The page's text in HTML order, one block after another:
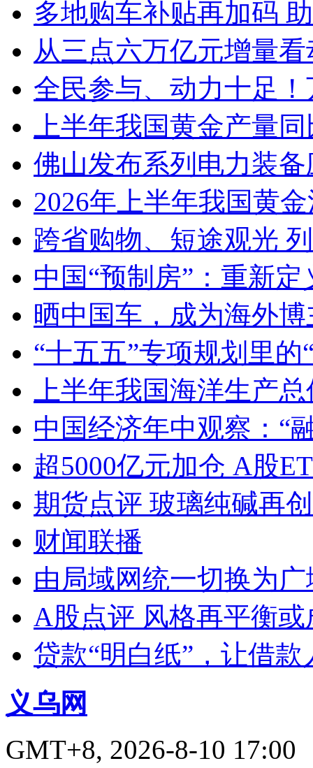
多地购车补贴再加码
从三点六万亿元增量
全民参与、动力十足
上半年我国黄金产量
佛山发布系列电力装
2026年上半年我国黄
跨省购物、短途观光
中国“预制房”：重新
晒中国车，成为海外博
“十五五”专项规划里的
上半年我国海洋生产
中国经济年中观察：“
超5000亿元加仓 A股
期货点评 玻璃纯碱再
财闻联播
由局域网统一切换为
A股点评 风格再平衡或
贷款“明白纸”，让借款
义乌网
GMT+8, 2026-8-10 17:00